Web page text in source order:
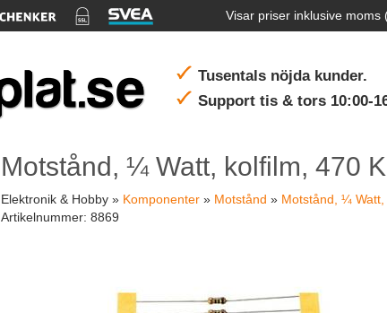
Visar priser inklusive moms
Tusentals nöjda kunder.
Support tis & tors 10:00-
Motstånd, ¼ Watt, kolfilm, 470
Elektronik & Hobby » Komponenter » Motstånd » Motstånd, ¼ Watt,
Artikelnummer: 8869